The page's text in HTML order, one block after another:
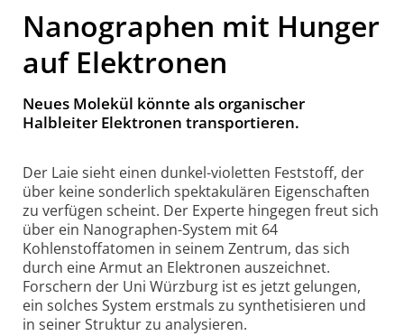
Nanographen mit Hunger
auf Elektronen
Neues Molekül könnte als organischer
Halbleiter Elektronen transportieren.
Der Laie sieht einen dunkel-violetten Feststoff, der
über keine sonderlich spektakulären Eigenschaften
zu verfügen scheint. Der Experte hingegen freut sich
über ein Nanographen-System mit 64
Kohlenstoffatomen in seinem Zentrum, das sich
durch eine Armut an Elektronen auszeichnet.
Forschern der Uni Würzburg ist es jetzt gelungen,
ein solches System erstmals zu synthetisieren und
in seiner Struktur zu analysieren.